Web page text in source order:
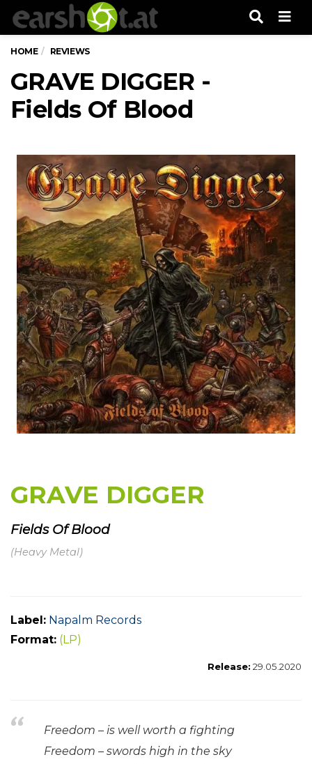
HOME REVIEWS
GRAVE DIGGER -
Fields Of Blood
GRAVE DIGGER
Fields Of Blood
(Heavy Metal)
Label: Napalm Records
Format: (LP)
Release: 29.05.2020
Freedom – is well worth a fighting
Freedom – swords high in the sky